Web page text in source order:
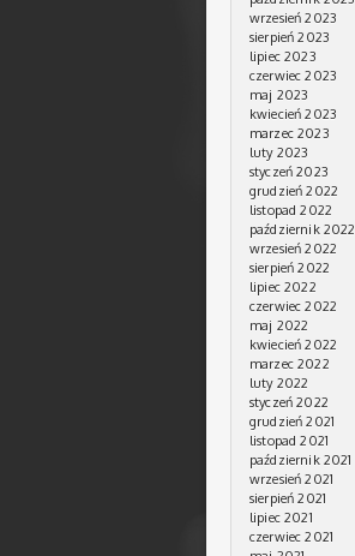
wrzesień 2023
sierpień 2023
lipiec 2023
czerwiec 2023
maj 2023
kwiecień 2023
marzec 2023
luty 2023
styczeń 2023
grudzień 2022
listopad 2022
październik 2022
wrzesień 2022
sierpień 2022
lipiec 2022
czerwiec 2022
maj 2022
kwiecień 2022
marzec 2022
luty 2022
styczeń 2022
grudzień 2021
listopad 2021
październik 2021
wrzesień 2021
sierpień 2021
lipiec 2021
czerwiec 2021